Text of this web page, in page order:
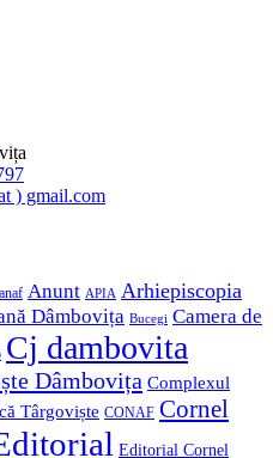
Opens
in
) gmail.comOpens
anaf Anunt APIA Arhiepiscopia
Dâmbovița Bucegi Camera de
Cj dambovita
Dâmbovița Complexul
Târgoviște CONAF Cornel
Editorial Cornel